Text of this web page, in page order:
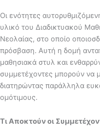
Οι ενότητες
υλικό του Διαδικτυακού
Νεολαίας, στο οποίο
πρόσβαση. Αυτή η δομή
μαθησιακά στυλ και
συμμετέχοντες μπορούν να
διατηρώντας παράλληλα
ομότιμους.
Τι Αποκτούν οι